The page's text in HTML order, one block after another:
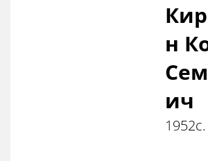
н
ич
1952с.